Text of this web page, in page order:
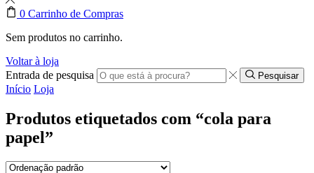
0 Carrinho de Compras
Sem produtos no carrinho.
Voltar à loja
Entrada de pesquisa
Pesquisar
Início Loja
Produtos etiquetados com “cola para
papel”